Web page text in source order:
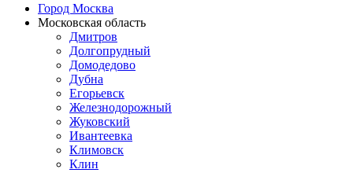
Город Москва
Московская область
Дмитров
Долгопрудный
Домодедово
Дубна
Егорьевск
Железнодорожный
Жуковский
Ивантеевка
Климовск
Клин